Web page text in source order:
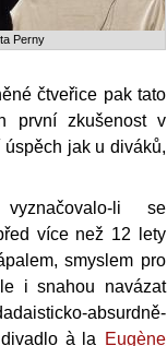
Perny
čtveřice pak tato
první zkušenost v
jak u diváků,
li se
více než 12 lety
smyslem pro
i snahou navázat
absurdně-
à la
Eugène